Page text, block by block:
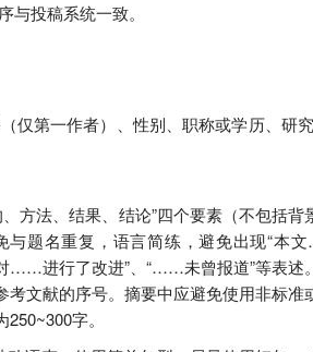
投稿系统一致。
仅第一作者）、性别、职称或学历、研
方法、结果、结论”四个要素（不包括
与题名重复，语言简练，避免出现“
进行了改进”、“……未曾报道”等表述
文献的序号。摘要中应避免使用非标
字。